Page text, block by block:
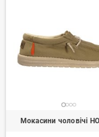
Мокасини чоловічі